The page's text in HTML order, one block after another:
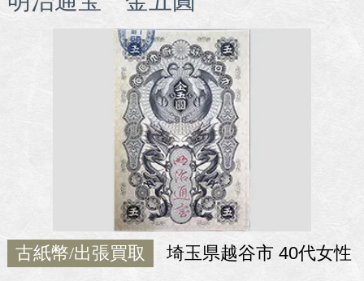
古紙幣/出張買取 埼玉県越谷市 40代女性